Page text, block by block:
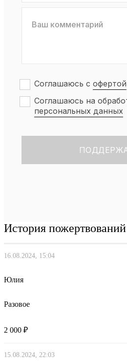
Соглашаюсь с офертой
Соглашаюсь на
персональных данных
История пожертвований
16.08.2024, 15:04
Юлия
Разовое
2 000 ₽
15.08.2024, 22:03